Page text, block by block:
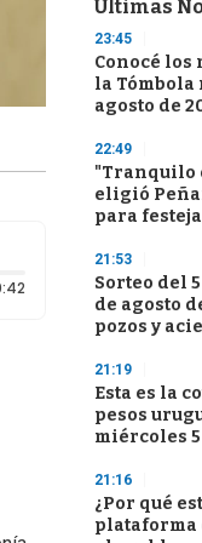
Duración: 42 segundos
Últimas
23:45
Conocé
la Tómbola
agosto de
22:49
"Tranquilo
eligió
para
21:53
Sorteo del
de agosto
pozos y
21:19
Esta es la
pesos
miércoles 5
21:16
¿Por qué
plataforma